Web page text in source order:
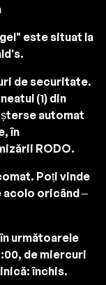
este situat la
de securitate.
(1) din
automat
în
RODO.
Poți vinde
acolo oricând –
următoarele
de miercuri
închis.